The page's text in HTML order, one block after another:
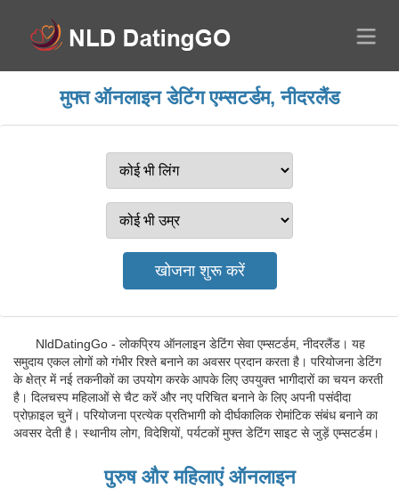
मुफ्त ऑनलाइन डेटिंग एम्सटर्डम, नीदरलैंड
NldDatingGo - लोकप्रिय ऑनलाइन डेटिंग सेवा एम्सटर्डम, नीदरलैंड। यह
समुदाय एकल लोगों को गंभीर रिश्ते बनाने का अवसर प्रदान करता है। परियोजना डेटिंग
के क्षेत्र में नई तकनीकों का उपयोग करके आपके लिए उपयुक्त भागीदारों का चयन करती
है। दिलचस्प महिलाओं से चैट करें और नए परिचित बनाने के लिए अपनी पसंदीदा
प्रोफ़ाइल चुनें। परियोजना प्रत्येक प्रतिभागी को दीर्घकालिक रोमांटिक संबंध बनाने का
अवसर देती है। स्थानीय लोग, विदेशियों, पर्यटकों मुफ्त डेटिंग साइट से जुड़ें एम्सटर्डम।
पुरुष और महिलाएं ऑनलाइन